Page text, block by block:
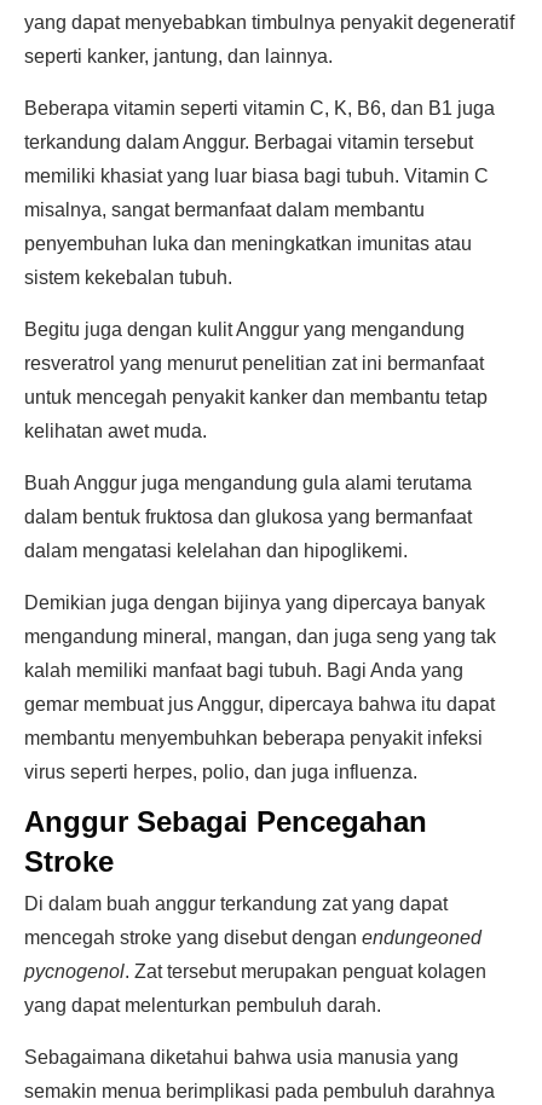
yang dapat menyebabkan timbulnya penyakit degeneratif
seperti kanker, jantung, dan lainnya.
Beberapa vitamin seperti vitamin C, K, B6, dan B1 juga
terkandung dalam Anggur. Berbagai vitamin tersebut
memiliki khasiat yang luar biasa bagi tubuh. Vitamin C
misalnya, sangat bermanfaat dalam membantu
penyembuhan luka dan meningkatkan imunitas atau
sistem kekebalan tubuh.
Begitu juga dengan kulit Anggur yang mengandung
resveratrol yang menurut penelitian zat ini bermanfaat
untuk mencegah penyakit kanker dan membantu tetap
kelihatan awet muda.
Buah Anggur juga mengandung gula alami terutama
dalam bentuk fruktosa dan glukosa yang bermanfaat
dalam mengatasi kelelahan dan hipoglikemi.
Demikian juga dengan bijinya yang dipercaya banyak
mengandung mineral, mangan, dan juga seng yang tak
kalah memiliki manfaat bagi tubuh. Bagi Anda yang
gemar membuat jus Anggur, dipercaya bahwa itu dapat
membantu menyembuhkan beberapa penyakit infeksi
virus seperti herpes, polio, dan juga influenza.
Anggur Sebagai Pencegahan
Stroke
Di dalam buah anggur terkandung zat yang dapat
mencegah stroke yang disebut dengan endungeoned
pycnogenol. Zat tersebut merupakan penguat kolagen
yang dapat melenturkan pembuluh darah.
Sebagaimana diketahui bahwa usia manusia yang
semakin menua berimplikasi pada pembuluh darahnya